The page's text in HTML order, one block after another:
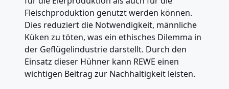
Fleischproduktion genutzt werden können.
Dies reduziert die Notwendigkeit, männliche
Küken zu töten, was ein ethisches Dilemma in
der Geflügelindustrie darstellt. Durch den
Einsatz dieser Hühner kann REWE einen
wichtigen Beitrag zur Nachhaltigkeit leisten.